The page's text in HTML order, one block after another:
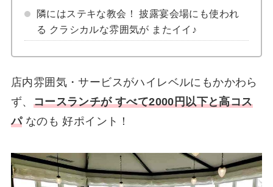
隣にはステキな教会！ 披露宴会場にも使われ
る クラシカルな雰囲気が またイイ♪
店内雰囲気・サービスがハイレベルにもかかわら
ず、 コースランチが すべて2000円以下と高コス
パなのも 好ポイント！